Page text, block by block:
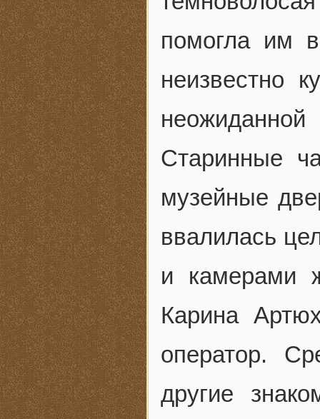
помогла им
неизвестно
Старинные
музейные
ввалилась
и камерами
Карина
оператор.
другие